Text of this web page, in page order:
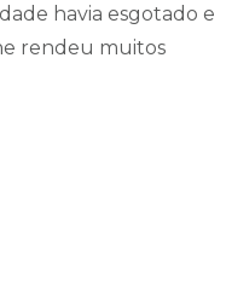
havia esgotado e
rendeu muitos